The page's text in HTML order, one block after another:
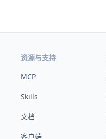
资源与支持
MCP
Skills
文档
客户端